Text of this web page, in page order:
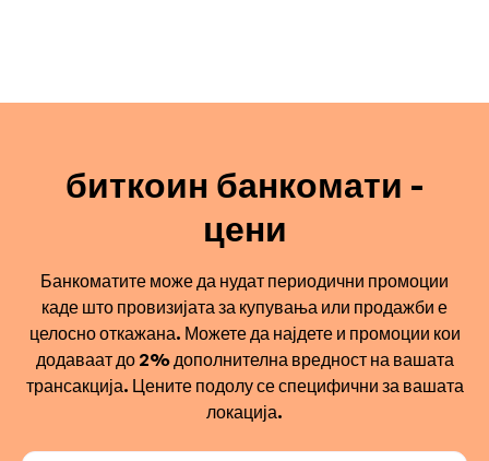
биткоин банкомати -
цени
Банкоматите може да нудат периодични промоции
каде што провизијата за купувања или продажби е
целосно откажана. Можете да најдете и промоции кои
додаваат до 2% дополнителна вредност на вашата
трансакција. Цените подолу се специфични за вашата
локација.